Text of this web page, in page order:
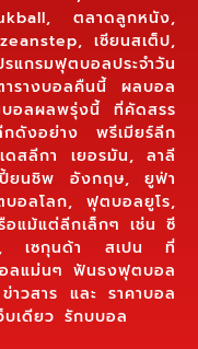
ตลาดลูกหนัง,
เซียนสเต็ป,
กรมฟุตบอลประจำวัน
รางบอลคืนนี้ ผลบอล
อลผลพรุ่งนี้ ที่คัดสรร
กดังอย่าง พรีเมียร์ลีก
สลีกา เยอรมัน, ลาลี
ยนชิพ อังกฤษ, ยูฟ่า
อลโลก, ฟุตบอลยูโร,
อแม้แต่ลีกเล็กๆ เช่น ซี
, เซกุนด้า สเปน ที่
ลแม่นๆ ฟันธงฟุตบอล
วสาร และ ราคาบอล
บเดียว รักบบอล